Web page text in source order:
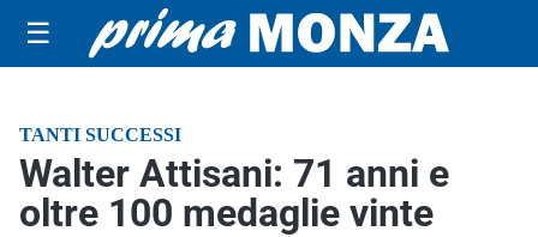
☰
TANTI SUCCESSI
Walter Attisani: 71 anni e
oltre 100 medaglie vinte